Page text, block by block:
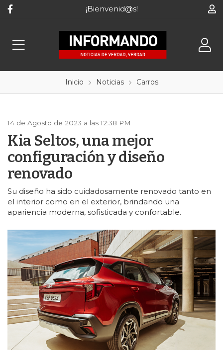
¡Bienvenid@s!
Inicio Noticias Carros
14 de Agosto de 2023 a las 12:38 PM
Kia Seltos, una mejor
configuración y diseño
renovado
Su diseño ha sido cuidadosamente renovado tanto en
el interior como en el exterior, brindando una
apariencia moderna, sofisticada y confortable.